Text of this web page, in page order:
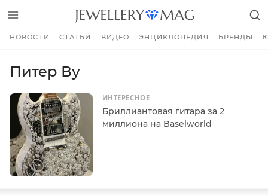
НОВОСТИ СТАТЬИ ВИДЕО ЭНЦИКЛОПЕДИЯ БРЕНДЫ
Питер Ву
ИНТЕРЕСНОЕ
Бриллиантовая гитара за 2
миллиона на Baselworld